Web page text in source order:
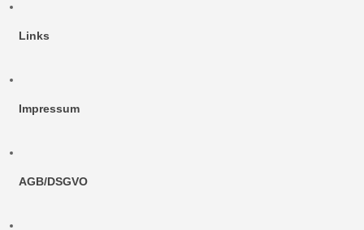
Links
Impressum
AGB/DSGVO